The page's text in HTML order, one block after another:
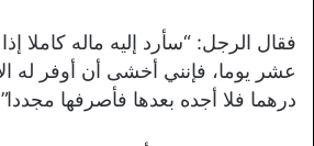
فقال الرجل: “سأرد إليه ماله كاملا
عشر يوما، فإنني أخشى أن أوفر له
درهما فلا أجده بعدها فأصرفها